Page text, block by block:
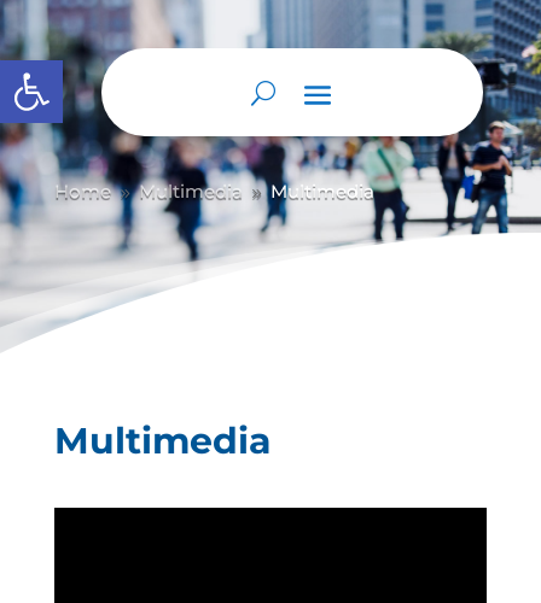
Abrir barra de herramientas
Home 9 Multimedia 9 Multimedia
Multimedia